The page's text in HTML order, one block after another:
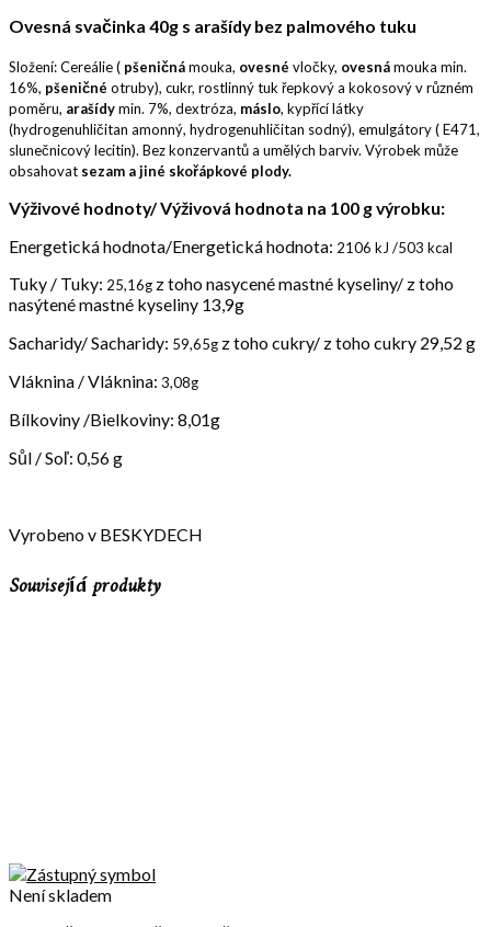
Ovesná svačinka 40g s arašídy bez palmového tuku
Složení: Cereálie ( pšeničnámouka, ovesné vločky, ovesnámouka min.
16%, pšeničné otruby), cukr, rostlinný tuk řepkový a kokosový v různém
poměru, arašídymin. 7%, dextróza, máslo, kypřící látky
(hydrogenuhličitan amonný, hydrogenuhličitan sodný), emulgátory ( E471,
slunečnicový lecitin). Bez konzervantů a umělých barviv. Výrobek může
obsahovat sezam a jiné skořápkové plody.
Výživové hodnoty/ Výživová hodnota na 100 g výrobku:
Energetická hodnota/Energetická hodnota: 2106 kJ /503 kcal
Tuky / Tuky: 25,16g z toho nasycené mastné kyseliny/ z toho
nasýtené mastné kyseliny 13,9g
Sacharidy/ Sacharidy: 59,65g z toho cukry/ z toho cukry 29,52 g
Vláknina / Vláknina: 3,08g
Bílkoviny /Bielkoviny: 8,01g
Sůl / Soľ: 0,56 g
Vyrobeno v BESKYDECH
Související produkty
Není skladem